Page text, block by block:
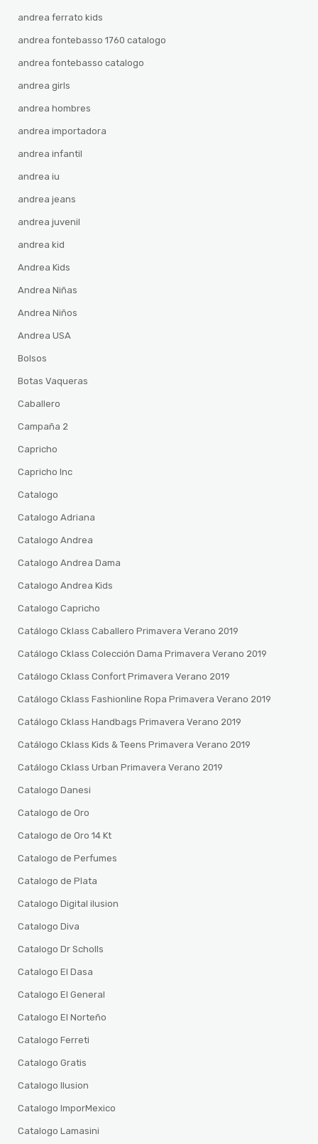
andrea ferrato kids
andrea fontebasso 1760 catalogo
andrea fontebasso catalogo
andrea girls
andrea hombres
andrea importadora
andrea infantil
andrea iu
andrea jeans
andrea juvenil
andrea kid
Andrea Kids
Andrea Niñas
Andrea Niños
Andrea USA
Bolsos
Botas Vaqueras
Caballero
Campaña 2
Capricho
Capricho Inc
Catalogo
Catalogo Adriana
Catalogo Andrea
Catalogo Andrea Dama
Catalogo Andrea Kids
Catalogo Capricho
Catálogo Cklass Caballero Primavera Verano 2019
Catálogo Cklass Colección Dama Primavera Verano 2019
Catálogo Cklass Confort Primavera Verano 2019
Catálogo Cklass Fashionline Ropa Primavera Verano 2019
Catálogo Cklass Handbags Primavera Verano 2019
Catálogo Cklass Kids & Teens Primavera Verano 2019
Catálogo Cklass Urban Primavera Verano 2019
Catalogo Danesi
Catalogo de Oro
Catalogo de Oro 14 Kt
Catalogo de Perfumes
Catalogo de Plata
Catalogo Digital ilusion
Catalogo Diva
Catalogo Dr Scholls
Catalogo El Dasa
Catalogo El General
Catalogo El Norteño
Catalogo Ferreti
Catalogo Gratis
Catalogo Ilusion
Catalogo ImporMexico
Catalogo Lamasini